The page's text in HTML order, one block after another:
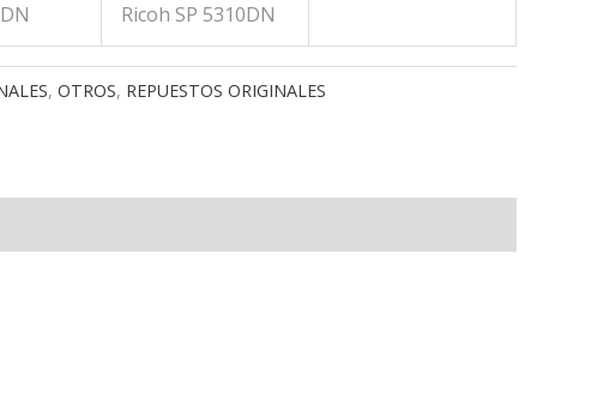
Ricoh SP 5310DN
, OTROS, REPUESTOS ORIGINALES